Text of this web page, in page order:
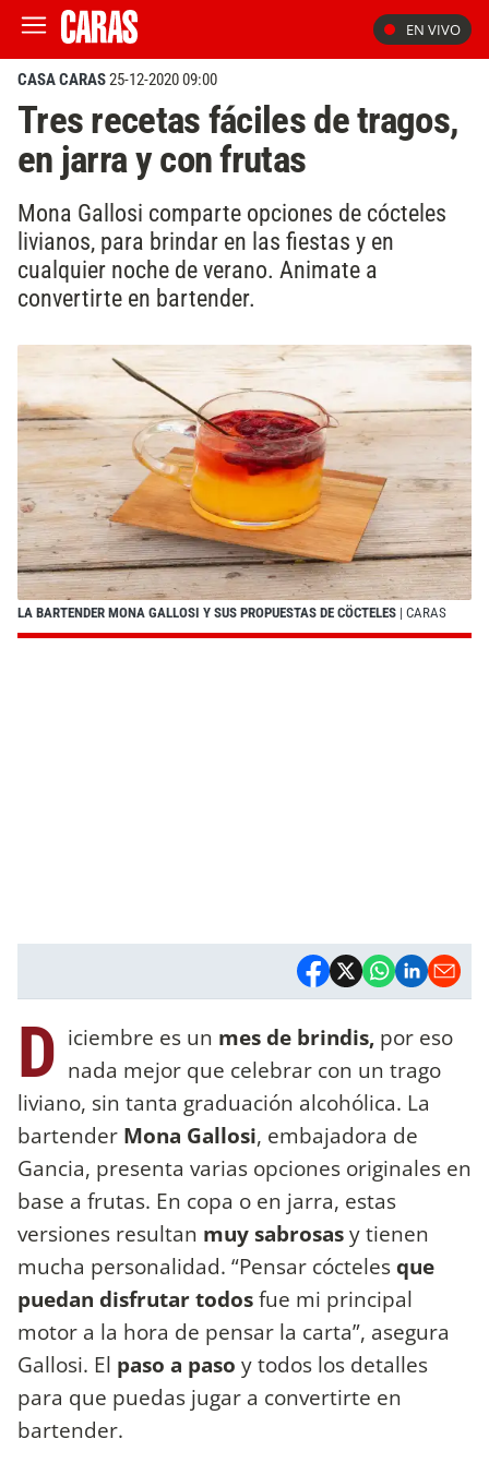
EN VIVO
CASA CARAS25-12-2020 09:00
Tres recetas fáciles de tragos,
en jarra y con frutas
Mona Gallosi comparte opciones de cócteles
livianos, para brindar en las fiestas y en
cualquier noche de verano. Animate a
convertirte en bartender.
LA BARTENDER MONA GALLOSI Y SUS PROPUESTAS DE CÖCTELES | CARAS
D iciembre es un mes de brindis, por eso
nada mejor que celebrar con un trago
liviano, sin tanta graduación alcohólica. La
bartender Mona Gallosi, embajadora de
Gancia, presenta varias opciones originales en
base a frutas. En copa o en jarra, estas
versiones resultan muy sabrosasy tienen
mucha personalidad. “Pensar cóctelesque
puedan disfrutar todosfue mi principal
motor a la hora de pensar la carta”, asegura
Gallosi. El paso a paso y todos los detalles
para que puedas jugar a convertirte en
bartender.